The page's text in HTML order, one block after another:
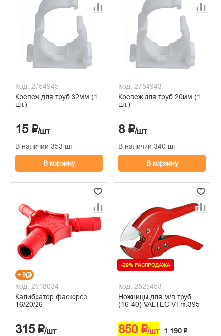
Код: 2754945
Крепеж для труб 32мм (1
шт.)
15 ₽/шт
В наличии 353 шт
В корзину
Код: 2754943
Крепеж для труб 20мм (1
шт.)
8 ₽/шт
В наличии 340 шт
В корзину
+ 9
Код: 2518034
Калибратор фаскорез,
16/20/26
315 ₽/шт
-29% РАСПРОДАЖА
Код: 2525453
Ножницы для м/п труб
(16-40) VALTEC VTm.395
850 ₽/шт 1 190 ₽